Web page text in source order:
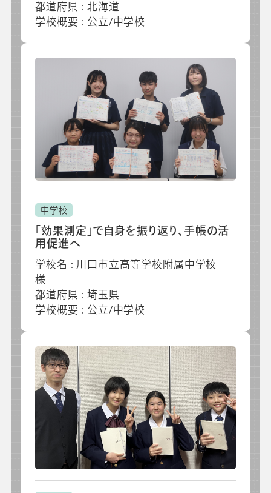
都道府県 : 北海道
学校概要 : 公立/中学校
中学校
「効果測定」で自身を振り返り、手帳の活
用促進へ
学校名 : 川口市立高等学校附属中学校
様
都道府県 : 埼玉県
学校概要 : 公立/中学校